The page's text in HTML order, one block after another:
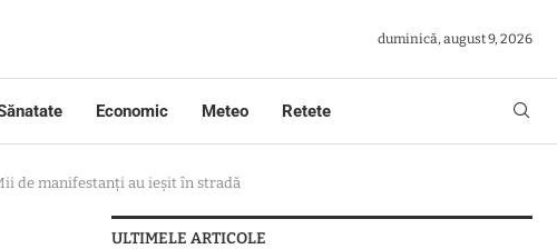
duminică, august 9, 2026
Economic Meteo Retete
de manifestanți au ieșit în stradă
ULTIMELE ARTICOLE